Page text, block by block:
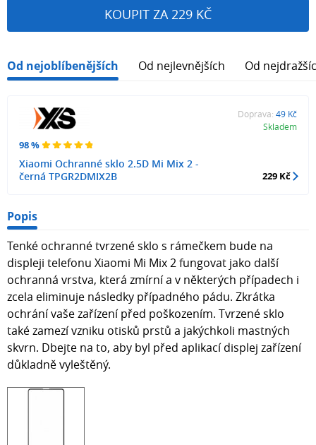
KOUPIT ZA 229 KČ
Od nejoblíbenějších Od nejlevnějších Od
98 %
Xiaomi Ochranné sklo 2.5D Mi Mix 2 -
černá TPGR2DMIX2B
Doprava: 49 Kč
Skladem
229 Kč
Popis
Tenké ochranné tvrzené sklo s rámečkem bude na
displeji telefonu Xiaomi Mi Mix 2 fungovat jako další
ochranná vrstva, která zmírní a v některých případech i
zcela eliminuje následky případného pádu. Zkrátka
ochrání vaše zařízení před poškozením. Tvrzené sklo
také zamezí vzniku otisků prstů a jakýchkoli mastných
skvrn. Dbejte na to, aby byl před aplikací displej zařízení
důkladně vyleštěný.